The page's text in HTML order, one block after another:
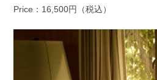
Price：16,500円（税込）